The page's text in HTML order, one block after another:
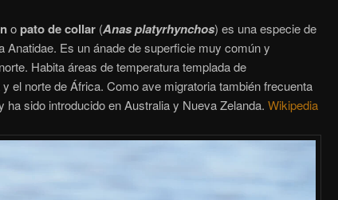
o pato de collar (Anas platyrhynchos)​ es una especie de
Anatidae. Es un ánade de superficie muy común y
Habita áreas de temperatura templada de
el norte de África. Como ave migratoria también frecuenta
ha sido introducido en Australia y Nueva Zelanda. Wikipedia